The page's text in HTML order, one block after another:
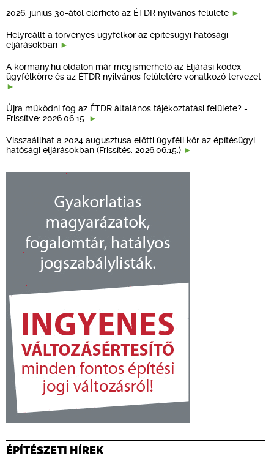
2026. június 30-ától elérhető az ÉTDR nyilvános felülete
Helyreállt a törvényes ügyfélkör az építésügyi hatósági
eljárásokban
A kormany.hu oldalon már megismerhető az Eljárási kódex
ügyfélkörre és az ÉTDR nyilvános felületére vonatkozó tervezet
Újra működni fog az ÉTDR általános tájékoztatási felülete? -
Frissítve: 2026.06.15.
Visszaállhat a 2024 augusztusa előtti ügyféli kör az építésügyi
hatósági eljárásokban (Frissítés: 2026.06.15.)
ÉPÍTÉSZETI HÍREK